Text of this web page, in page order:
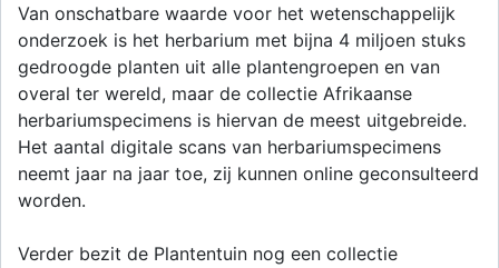
Van onschatbare waarde voor het wetenschappelijk
onderzoek is het herbarium met bijna 4 miljoen stuks
gedroogde planten uit alle plantengroepen en van
overal ter wereld, maar de collectie Afrikaanse
herbariumspecimens is hiervan de meest uitgebreide.
Het aantal digitale scans van herbariumspecimens
neemt jaar na jaar toe, zij kunnen online geconsulteerd
worden.
Verder bezit de Plantentuin nog een collectie